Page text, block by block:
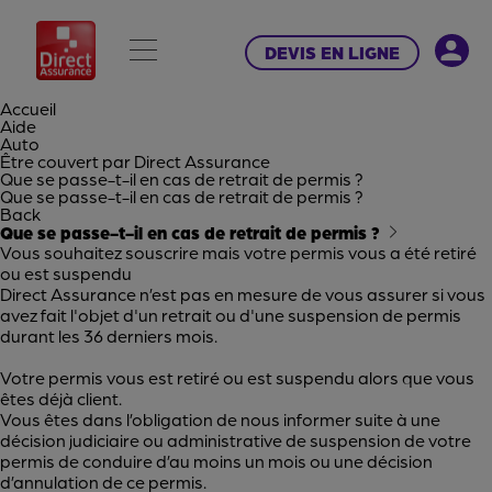
DEVIS EN LIGNE
Accueil
Aide
Auto
Être couvert par Direct Assurance
Que se passe-t-il en cas de retrait de permis ?
Que se passe-t-il en cas de retrait de permis ?
Back
Que se passe-t-il en cas de retrait de permis ?
Vous souhaitez souscrire mais votre permis vous a été retiré
ou est suspendu
Direct Assurance n’est pas en mesure de vous assurer si vous
avez fait l'objet d'un retrait ou d'une suspension de permis
durant les 36 derniers mois.
Votre permis vous est retiré ou est suspendu alors que vous
êtes déjà client.
Vous êtes dans l’obligation de nous informer suite à une
décision judiciaire ou administrative de suspension de votre
permis de conduire d’au moins un mois ou une décision
d’annulation de ce permis.